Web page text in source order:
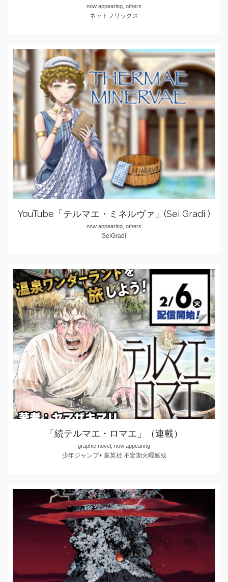
now appearing, others
ネットフリックス
YouTube「テルマエ・ミネルヴァ」(Sei Gradi )
now appearing, others
SeiGradi
「続テルマエ・ロマエ」（連載）
graphic novel, now appearing
少年ジャンプ+ 集英社 不定期火曜連載